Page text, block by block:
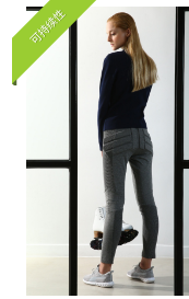
可持续性